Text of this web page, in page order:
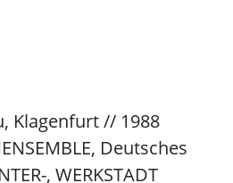
Klagenfurt // 1988
Deutsches
, WERKSTADT